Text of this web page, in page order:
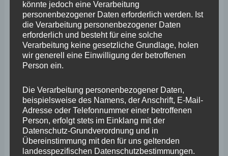
der bereits im Dezember-Plenum diesen Umstand
angesprochen hatte. Und an Tourismus-Ministerin
Daniela Schmitt richtet er die Feststellung: „Sie waren
wahrnehmbar stumm geblieben auf meine konkrete
Antrag der FREIEN WÄHLER, bislang verborgene
touristische Leuchttürme im Land zu identifizieren und
einer Vermarktung zuzuführen, bleibt bislang jegliche
Reaktion aus.
könnte jedoch eine Verarbeitung
personenbezogener Daten erforderlich werden. Ist
die Verarbeitung personenbezogener Daten
erforderlich und besteht für eine solche
Verarbeitung keine gesetzliche Grundlage, holen
wir generell eine Einwilligung der betroffenen
Person ein.
Die Verarbeitung personenbezogener Daten,
beispielsweise des Namens, der Anschrift, E-Mail-
Adresse oder Telefonnummer einer betroffenen
Person, erfolgt stets im Einklang mit der
Datenschutz-Grundverordnung und in
Übereinstimmung mit den für uns geltenden
landesspezifischen Datenschutzbestimmungen.